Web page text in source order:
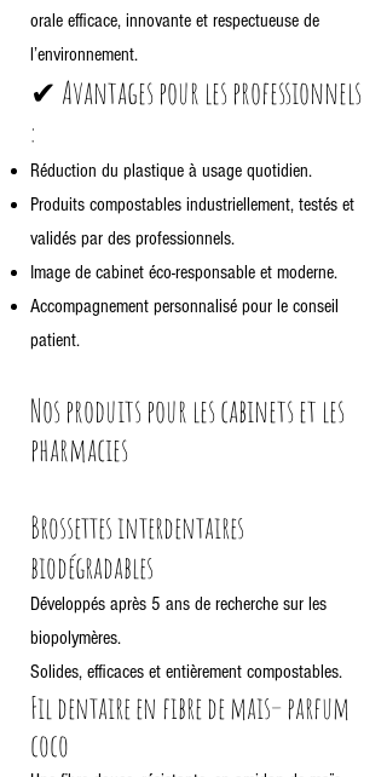
orale efficace, innovante et respectueuse de
l’environnement.
✔ Avantages pour les professionnels
:
Réduction du plastique à usage quotidien.
Produits compostables industriellement, testés et
validés par des professionnels.
Image de cabinet éco-responsable et moderne.
Accompagnement personnalisé pour le conseil
patient.
Nos produits pour les cabinets et les
pharmacies
Brossettes interdentaires
biodégradables
Développés après 5 ans de recherche sur les
biopolymères.
Solides, efficaces et entièrement compostables.
Fil dentaire en fibre de mais– parfum
coco